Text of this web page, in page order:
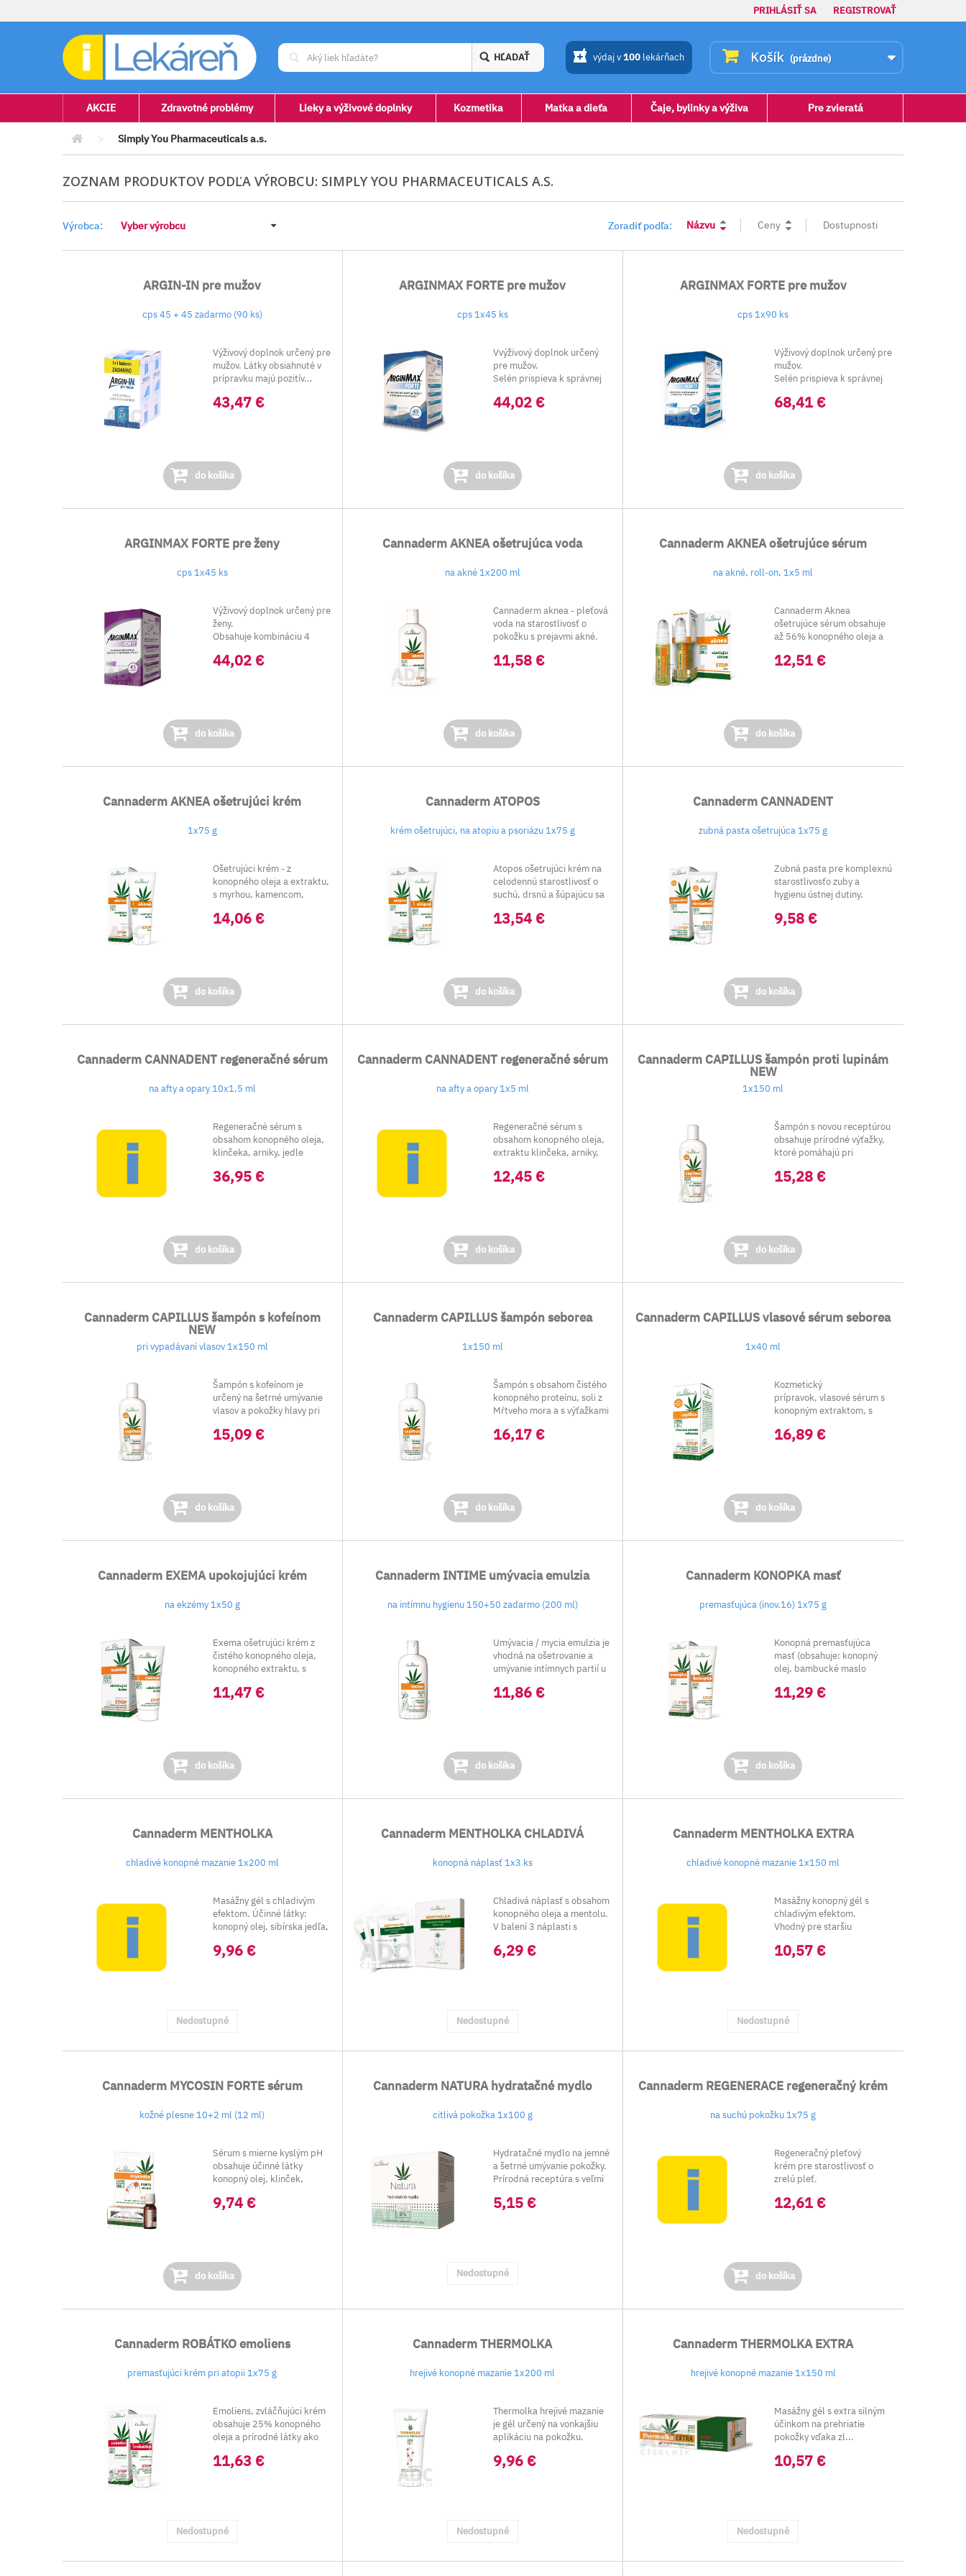
PRIHLÁSIŤ SA REGISTROVAŤ
Košík (prázdne)
HĽADAŤ výdaj v100 lekárňach
AKCIE Zdravotné problémy Lieky a výživové doplnky Kozmetika Matka a dieťa Čaje, bylinky a výživa Pre zvieratá
> Simply You Pharmaceuticals a.s.
ZOZNAM PRODUKTOV PODĽA VÝROBCU: SIMPLY YOU PHARMACEUTICALS A.S.
Výrobca: Vyber výrobcu Zoradiť podľa: Názvu Ceny Dostupnosti
ARGIN-IN pre mužov
cps 45 + 45 zadarmo (90 ks)
Výživový doplnok určený pre
mužov. Látky obsiahnuté v
prípravku majú pozitív...
43,47 €
do košíka
ARGINMAX FORTE pre mužov
cps 1x45 ks
Vvýživový doplnok určený
pre mužov.
Selén prispieva k správnej
44,02 €
do košíka
ARGINMAX FORTE pre mužov
cps 1x90 ks
Výživový doplnok určený pre
mužov.
Selén prispieva k správnej
68,41 €
do košíka
ARGINMAX FORTE pre ženy
cps 1x45 ks
Výživový doplnok určený pre
ženy.
Obsahuje kombináciu 4
44,02 €
do košíka
Cannaderm AKNEA ošetrujúca voda
na akné 1x200 ml
Cannaderm aknea - pleťová
voda na starostlivosť o
pokožku s prejavmi akné.
11,58 €
do košíka
Cannaderm AKNEA ošetrujúce sérum
na akné, roll-on, 1x5 ml
Cannaderm Aknea
ošetrujúce sérum obsahuje
až 56% konopného oleja a
12,51 €
do košíka
Cannaderm AKNEA ošetrujúci krém
1x75 g
Ošetrujúci krém - z
konopného oleja a extraktu,
s myrhou, kamencom,
14,06 €
do košíka
Cannaderm ATOPOS
krém ošetrujúci, na atopiu a psoriázu 1x75 g
Atopos ošetrujúci krém na
celodennú starostlivosť o
suchú, drsnú a šúpajúcu sa
13,54 €
do košíka
Cannaderm CANNADENT
zubná pasta ošetrujúca 1x75 g
Zubná pasta pre komplexnú
starostlivosťo zuby a
hygienu ústnej dutiny.
9,58 €
do košíka
Cannaderm CANNADENT regeneračné sérum
na afty a opary 10x1,5 ml
Regeneračné sérum s
obsahom konopného oleja,
klinčeka, arniky, jedle
36,95 €
do košíka
Cannaderm CANNADENT regeneračné sérum
na afty a opary 1x5 ml
Regeneračné sérum s
obsahom konopného oleja,
extraktu klinčeka, arniky,
12,45 €
do košíka
Cannaderm CAPILLUS šampón proti lupinám
NEW
1x150 ml
Šampón s novou receptúrou
obsahuje prírodné výťažky,
ktoré pomáhajú pri
15,28 €
do košíka
Cannaderm CAPILLUS šampón s kofeínom
NEW
pri vypadávaní vlasov 1x150 ml
Šampón s kofeínom je
určený na šetrné umývanie
vlasov a pokožky hlavy pri
15,09 €
do košíka
Cannaderm CAPILLUS šampón seborea
1x150 ml
Šampón s obsahom čistého
konopného proteínu, soli z
Mŕtveho mora a s výťažkami
16,17 €
do košíka
Cannaderm CAPILLUS vlasové sérum seborea
1x40 ml
Kozmetický
prípravok, vlasové sérum s
konopným extraktom, s
16,89 €
do košíka
Cannaderm EXEMA upokojujúci krém
na ekzémy 1x50 g
Exema ošetrujúci krém z
čistého konopného oleja,
konopného extraktu, s
11,47 €
do košíka
Cannaderm INTIME umývacia emulzia
na intímnu hygienu 150+50 zadarmo (200 ml)
Umývacia / mycia emulzia je
vhodná na ošetrovanie a
umývanie intímnych partií u
11,86 €
do košíka
Cannaderm KONOPKA masť
premasťujúca (inov.16) 1x75 g
Konopná premasťujúca
masť (obsahuje: konopný
olej, bambucké maslo
11,29 €
do košíka
Cannaderm MENTHOLKA
chladivé konopné mazanie 1x200 ml
Masážny gél s chladivým
efektom. Účinné látky:
konopný olej, sibírska jedľa,
9,96 €
Nedostupné
Cannaderm MENTHOLKA CHLADIVÁ
konopná náplasť 1x3 ks
Chladivá náplasť s obsahom
konopného oleja a mentolu.
V balení 3 náplasti s
6,29 €
Nedostupné
Cannaderm MENTHOLKA EXTRA
chladivé konopné mazanie 1x150 ml
Masážny konopný gél s
chladivým efektom.
Vhodný pre staršiu
10,57 €
Nedostupné
Cannaderm MYCOSIN FORTE sérum
kožné plesne 10+2 ml (12 ml)
Sérum s mierne kyslým pH
obsahuje účinné látky
konopný olej, klinček,
9,74 €
do košíka
Cannaderm NATURA hydratačné mydlo
citlivá pokožka 1x100 g
Hydratačné mydlo na jemné
a šetrné umývanie pokožky.
Prírodná receptúra s veľmi
5,15 €
Nedostupné
Cannaderm REGENERACE regeneračný krém
na suchú pokožku 1x75 g
Regeneračný pleťový
krém pre starostlivosť o
zrelú pleť.
12,61 €
do košíka
Cannaderm ROBÁTKO emoliens
premasťujúci krém pri atopii 1x75 g
Emoliens, zvláčňujúci krém
obsahuje 25% konopného
oleja a prírodné látky ako
11,63 €
Nedostupné
Cannaderm THERMOLKA
hrejivé konopné mazanie 1x200 ml
Thermolka hrejivé mazanie
je gél určený na vonkajšiu
aplikáciu na pokožku.
9,96 €
Nedostupné
Cannaderm THERMOLKA EXTRA
hrejivé konopné mazanie 1x150 ml
Masážny gél s extra silným
účinkom na prehriatie
pokožky vďaka zl...
10,57 €
Nedostupné